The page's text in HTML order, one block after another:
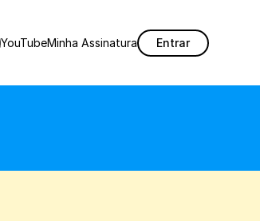
YouTubeMinha Assinatura Entrar